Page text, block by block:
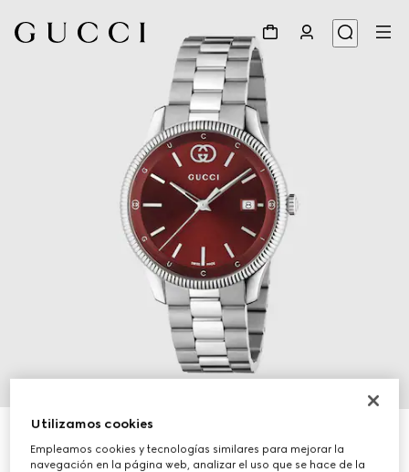
Reloj G-Timeless, 38 mm
€ 1.500
Utilizamos cookies
Empleamos cookies y tecnologías similares para mejorar la
navegación en la página web, analizar el uso que se hace de la